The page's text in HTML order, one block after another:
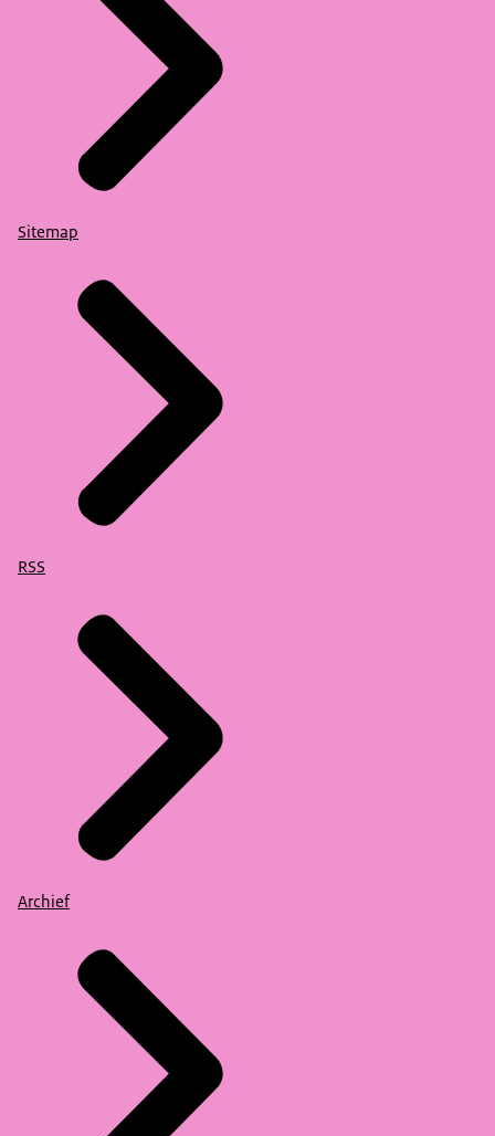
Sitemap
RSS
Archief